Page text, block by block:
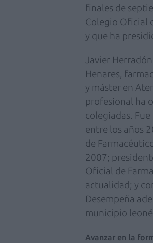
finales de
Colegio Oficial
y que ha
Javier
Henares,
y máster en
profesional ha
colegiadas.
entre los años
de
2007;
Oficial de
actualidad; y
Desempeña
municipio
Avanzar en la